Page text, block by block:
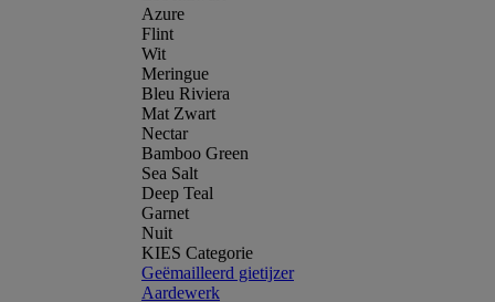
Azure
Flint
Wit
Meringue
Bleu Riviera
Mat Zwart
Nectar
Bamboo Green
Sea Salt
Deep Teal
Garnet
Nuit
KIES Categorie
Geëmailleerd gietijzer
Aardewerk